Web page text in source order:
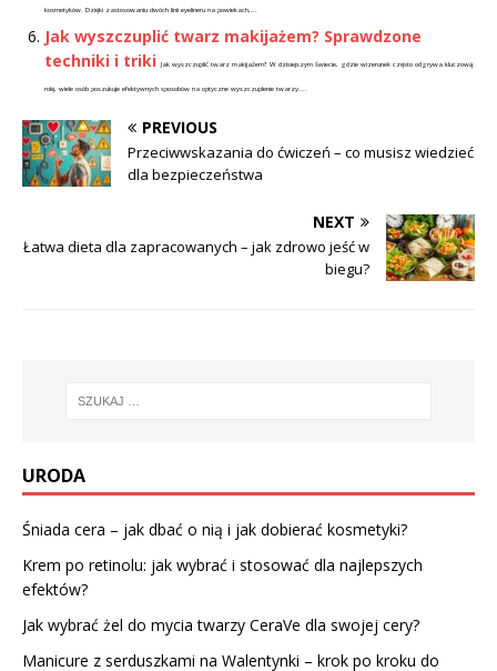
kosmetyków. Dzięki zastosowaniu dwóch linii eyelineru na powiekach,...
Jak wyszczuplić twarz makijażem? Sprawdzone
techniki i triki
Jak wyszczuplić twarz makijażem? W dzisiejszym świecie, gdzie wizerunek często odgrywa kluczową
rolę, wiele osób poszukuje efektywnych sposobów na optyczne wyszczuplenie twarzy....
PREVIOUS
Przeciwwskazania do ćwiczeń – co musisz wiedzieć
dla bezpieczeństwa
NEXT
Łatwa dieta dla zapracowanych – jak zdrowo jeść w
biegu?
URODA
Śniada cera – jak dbać o nią i jak dobierać kosmetyki?
Krem po retinolu: jak wybrać i stosować dla najlepszych
efektów?
Jak wybrać żel do mycia twarzy CeraVe dla swojej cery?
Manicure z serduszkami na Walentynki – krok po kroku do